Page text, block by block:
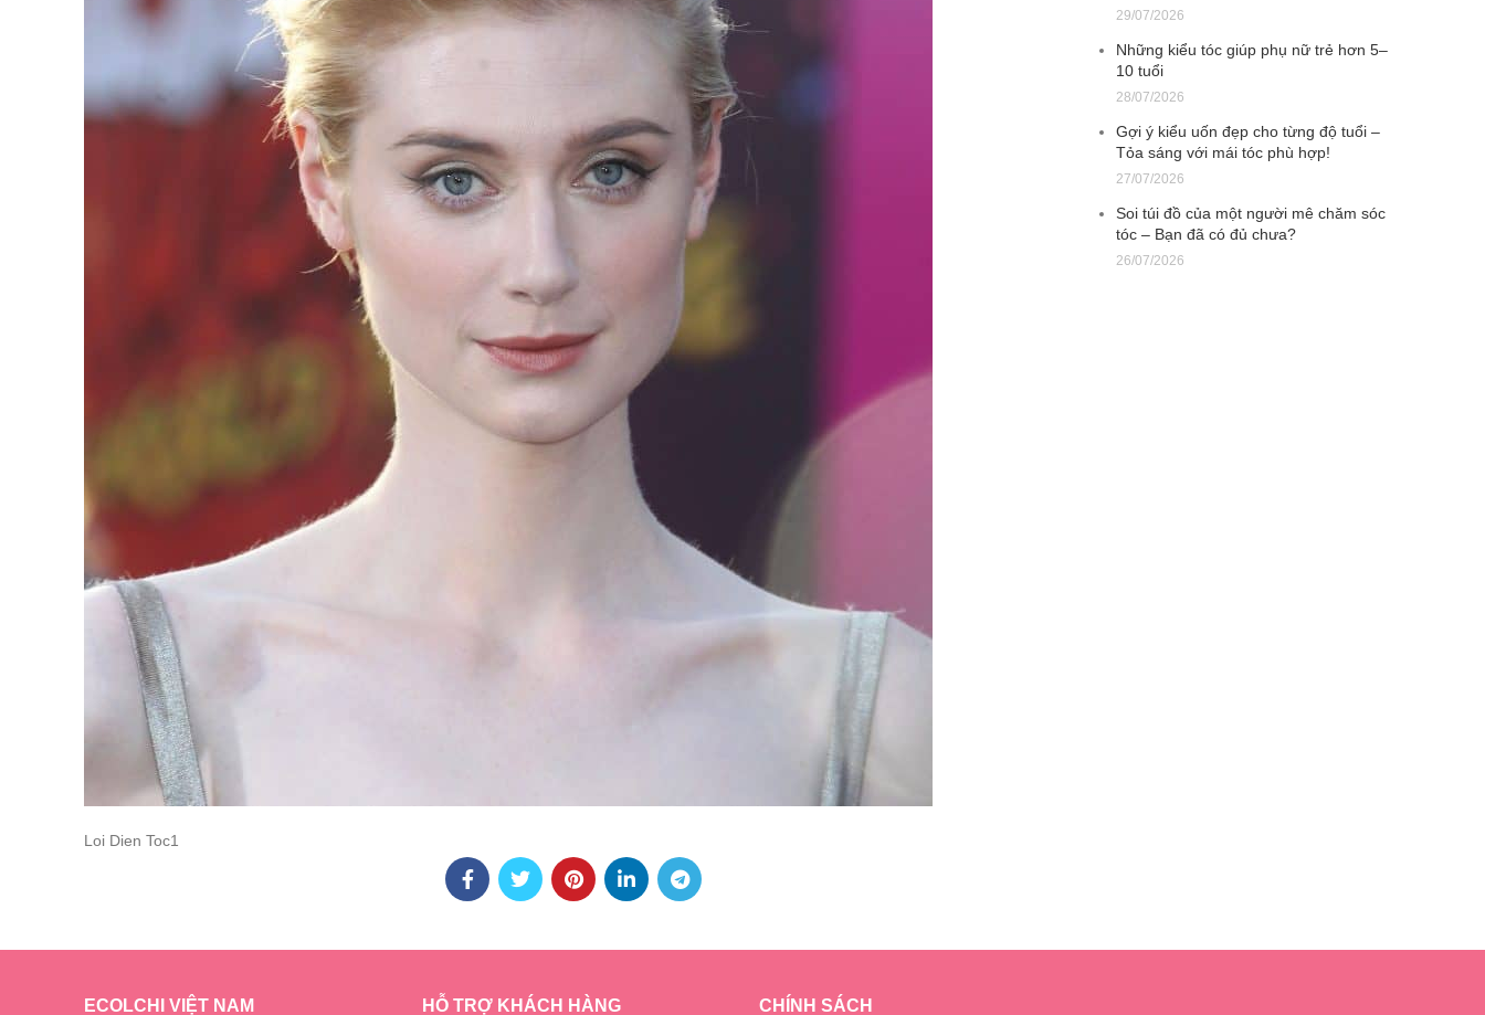
Loi Dien Toc1
29/07/2026
Những kiểu tóc giúp phụ nữ trẻ hơn 5–
10 tuổi
28/07/2026
Gợi ý kiểu uốn đẹp cho từng độ tuổi –
Tỏa sáng với mái tóc phù hợp!
27/07/2026
Soi túi đồ của một người mê chăm sóc
tóc – Bạn đã có đủ chưa?
26/07/2026
ECOLCHI VIỆT NAM HỖ TRỢ KHÁCH HÀNG CHÍNH SÁCH